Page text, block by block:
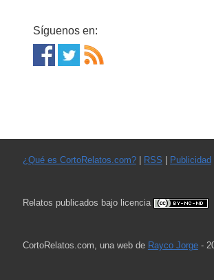
Síguenos en:
¿Qué es CortoRelatos.com?| RSS Publicidad
Relatos publicados bajo licencia
CortoRelatos.com, una web de Rayco Jorge-